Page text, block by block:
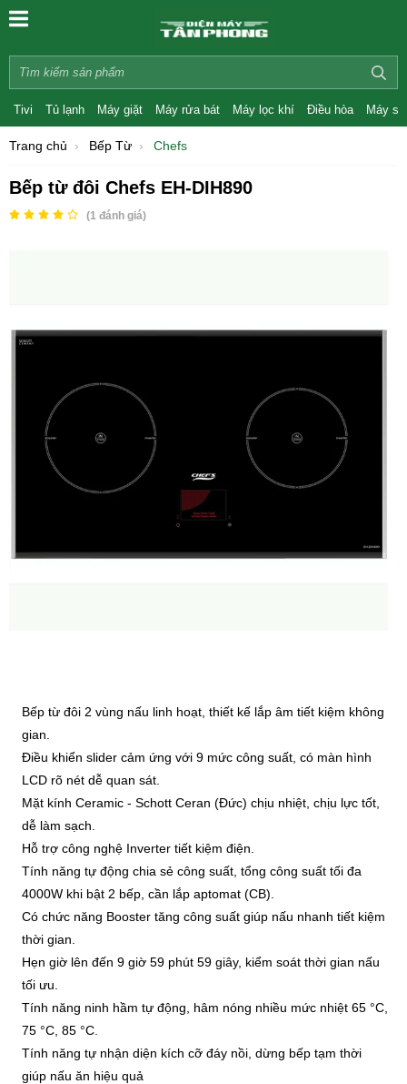
Tivi Tủ lạnh Máy giặt Máy rửa bát Máy lọc khí Điều hòa Máy
Trang chủ Bếp Từ Chefs
Bếp từ đôi Chefs EH-DIH890
(1 đánh giá)
Bếp từ đôi 2 vùng nấu linh hoạt, thiết kế lắp âm tiết kiệm không
gian.
Điều khiển slider cảm ứng với 9 mức công suất, có màn hình
LCD rõ nét dễ quan sát.
Mặt kính Ceramic - Schott Ceran (Đức) chịu nhiệt, chịu lực tốt,
dễ làm sạch.
Hỗ trợ công nghệ Inverter tiết kiệm điện.
Tính năng tự động chia sẻ công suất, tổng công suất tối đa
4000W khi bật 2 bếp, cần lắp aptomat (CB).
Có chức năng Booster tăng công suất giúp nấu nhanh tiết kiệm
thời gian.
Hẹn giờ lên đến 9 giờ 59 phút 59 giây, kiểm soát thời gian nấu
tối ưu.
Tính năng ninh hầm tự động, hâm nóng nhiều mức nhiệt 65 °C,
75 °C, 85 °C.
Tính năng tự nhận diện kích cỡ đáy nồi, dừng bếp tạm thời
giúp nấu ăn hiệu quả